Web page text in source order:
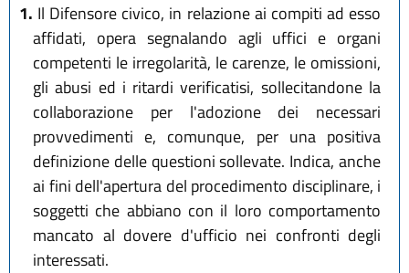
1. Il Difensore civico, in relazione ai compiti ad esso
affidati, opera segnalando agli uffici e organi
competenti le irregolarità, le carenze, le omissioni,
gli abusi ed i ritardi verificatisi, sollecitandone la
collaborazione per l'adozione dei necessari
provvedimenti e, comunque, per una positiva
definizione delle questioni sollevate. Indica, anche
ai fini dell'apertura del procedimento disciplinare, i
soggetti che abbiano con il loro comportamento
mancato al dovere d'ufficio nei confronti degli
interessati.